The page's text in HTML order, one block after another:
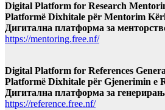
Digital Platform for Research
Platformë Dixhitale për Mentorim
Дигитална платформа за
https://mentoring.free.nf/
Digital Platform for References
Platformë Dixhitale për Gjenerimin e
Дигитална платформа за
https://reference.free.nf/